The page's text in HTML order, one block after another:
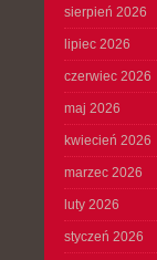
sierpień 2026
lipiec 2026
czerwiec 2026
maj 2026
kwiecień 2026
marzec 2026
luty 2026
styczeń 2026